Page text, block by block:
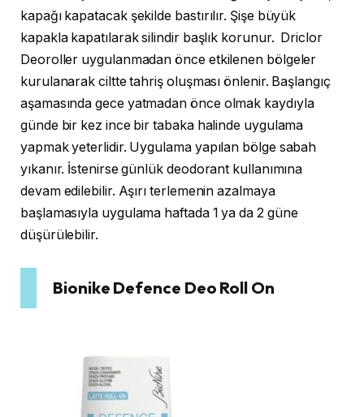
kapağı kapatacak şekilde bastırılır. Şişe büyük
kapakla kapatılarak silindir başlık korunur. Driclor
Deoroller uygulanmadan önce etkilenen bölgeler
kurulanarak ciltte tahriş oluşması önlenir. Başlangıç
aşamasında gece yatmadan önce olmak kaydıyla
günde bir kez ince bir tabaka halinde uygulama
yapmak yeterlidir. Uygulama yapılan bölge sabah
yıkanır. İstenirse günlük deodorant kullanımına
devam edilebilir. Aşırı terlemenin azalmaya
başlamasıyla uygulama haftada 1 ya da 2 güne
düşürülebilir.
Bionike Defence Deo Roll On